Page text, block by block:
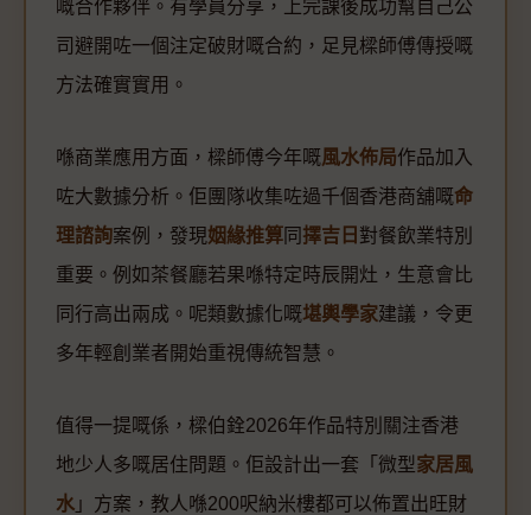
嘅合作夥伴。有學員分享，上完課後成功幫自己公
司避開咗一個注定破財嘅合約，足見樑師傅傳授嘅
方法確實實用。
喺商業應用方面，樑師傅今年嘅風水佈局作品加入
咗大數據分析。佢團隊收集咗過千個香港商舖嘅命
理諮詢案例，發現姻緣推算 同 擇吉日 對餐飲業特別
重要。例如茶餐廳若果喺特定時辰開灶，生意會比
同行高出兩成。呢類數據化嘅堪輿學家建議，令更
多年輕創業者開始重視傳統智慧。
值得一提嘅係，樑伯銓2026年作品特別關注香港
地少人多嘅居住問題。佢設計出一套「微型家居風
水 」方案，教人喺200呎納米樓都可以佈置出旺財